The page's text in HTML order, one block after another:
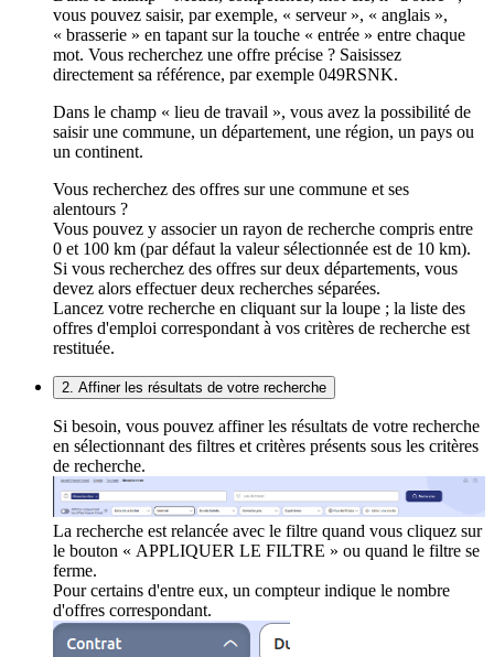
vous pouvez saisir, par exemple, « serveur », « anglais »,
« brasserie » en tapant sur la touche « entrée » entre chaque
mot. Vous recherchez une offre précise ? Saisissez
directement sa référence, par exemple 049RSNK.
Dans le champ « lieu de travail », vous avez la possibilité de
saisir une commune, un département, une région, un pays ou
un continent.
Vous recherchez des offres sur une commune et ses
alentours ?
Vous pouvez y associer un rayon de recherche compris entre
0 et 100 km (par défaut la valeur sélectionnée est de 10 km).
Si vous recherchez des offres sur deux départements, vous
devez alors effectuer deux recherches séparées.
Lancez votre recherche en cliquant sur la loupe ; la liste des
offres d'emploi correspondant à vos critères de recherche est
restituée.
2. Affiner les résultats de votre recherche
Si besoin, vous pouvez affiner les résultats de votre recherche
en sélectionnant des filtres et critères présents sous les critères
de recherche.
La recherche est relancée avec le filtre quand vous cliquez sur
le bouton « APPLIQUER LE FILTRE » ou quand le filtre se
ferme.
Pour certains d'entre eux, un compteur indique le nombre
d'offres correspondant.